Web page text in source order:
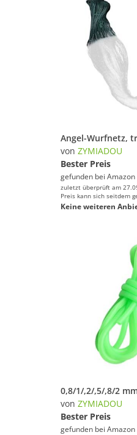
von ZYMIADOU
Bester Preis
gefunden bei Amazon
zuletzt überprüft am
Preis kann sich seitdem
Keine weiteren
von ZYMIADOU
Bester Preis
gefunden bei Amazon